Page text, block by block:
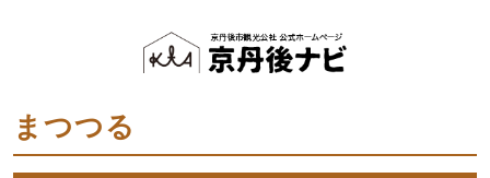
まつつる